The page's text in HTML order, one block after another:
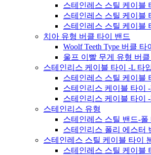
스테인레스 스틸 케이블
스테인레스 스틸 케이블
스테인레스 스틸 케이블
치아 유형 버클 타이 밴드
Woolf Teeth Type 버클 타
울프 이빨 무게 유형 버
스테인리스 케이블 타이 -L 타
스테인레스 스틸 케이블
스테인리스 케이블 타이
스테인리스 케이블 타이
스테인리스 유형
스테인레스 스틸 밴드-폴
스테인리스 폴리 에스터
스테인레스 스틸 케이블 타이
스테인레스 스틸 케이블